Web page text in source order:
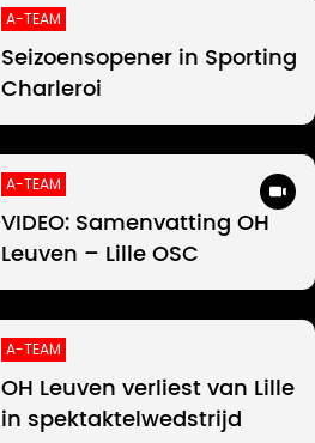
A-TEAM
Seizoensopener in Sporting
Charleroi
A-TEAM
VIDEO: Samenvatting OH
Leuven – Lille OSC
A-TEAM
OH Leuven verliest van Lille
in spektaktelwedstrijd